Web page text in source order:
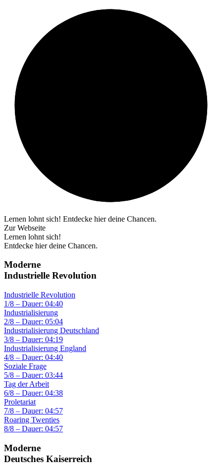
Lernen lohnt sich! Entdecke hier deine Chancen.
Zur Webseite
Lernen lohnt sich!
Entdecke hier deine Chancen.
Moderne
Industrielle Revolution
Industrielle Revolution
1/8 – Dauer: 04:40
Industrialisierung
2/8 – Dauer: 05:04
Industrialisierung Deutschland
3/8 – Dauer: 04:19
Industrialisierung England
4/8 – Dauer: 04:40
Soziale Frage
5/8 – Dauer: 03:44
Tag der Arbeit
6/8 – Dauer: 04:38
Proletariat
7/8 – Dauer: 04:57
Roaring Twenties
8/8 – Dauer: 04:57
Moderne
Deutsches Kaiserreich